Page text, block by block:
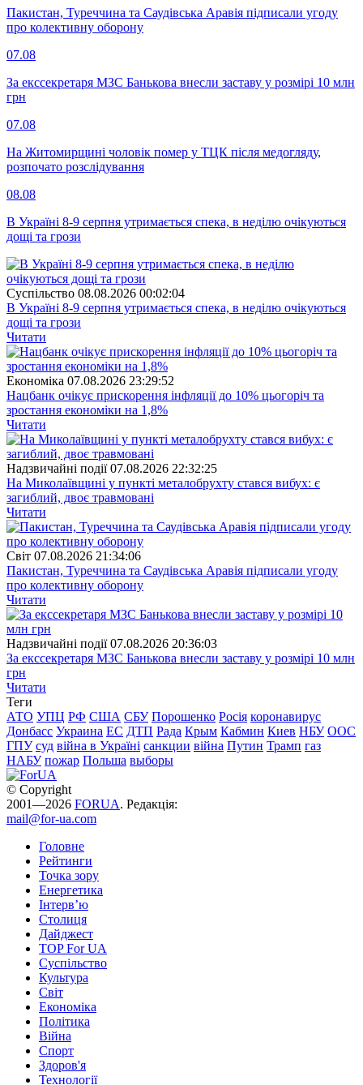
Пакистан, Туреччина та Саудівська Аравія підписали угоду
про колективну оборону
07.08
За екссекретаря МЗС Банькова внесли заставу у розмірі 10 млн
грн
07.08
На Житомирщині чоловік помер у ТЦК після медогляду,
розпочато розслідування
08.08
В Україні 8-9 серпня утримається спека, в неділю очікуються
дощі та грози
Суспiльство 08.08.2026 00:02:04
В Україні 8-9 серпня утримається спека, в неділю очікуються
дощі та грози
Читати
Економіка 07.08.2026 23:29:52
Нацбанк очікує прискорення інфляції до 10% цьогоріч та
зростання економіки на 1,8%
Читати
Надзвичайні події 07.08.2026 22:32:25
На Миколаївщині у пункті металобрухту стався вибух: є
загиблий, двоє травмовані
Читати
Свiт 07.08.2026 21:34:06
Пакистан, Туреччина та Саудівська Аравія підписали угоду
про колективну оборону
Читати
Надзвичайні події 07.08.2026 20:36:03
За екссекретаря МЗС Банькова внесли заставу у розмірі 10 млн
грн
Читати
Теги
АТО УПЦ РФ США СБУ Порошенко Росія коронавирус
Донбасс Украина ЕС ДТП Рада Крым Кабмин Киев НБУ ООС
ГПУ суд війна в Україні санкции війна Путин Трамп газ
НАБУ пожар Польша выборы
© Copyright
2001—2026 FORUA. Редакція:
mail@for-ua.com
Головне
Рейтинги
Точка зору
Енергетика
Інтерв’ю
Столиця
Дайджест
TOP For UA
Суспiльство
Культура
Світ
Економіка
Політика
Війна
Спорт
Здоров'я
Технології